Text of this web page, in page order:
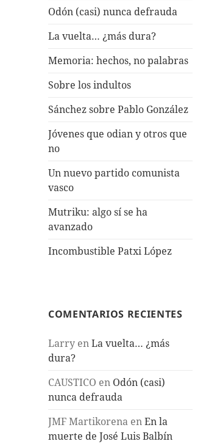
Odón (casi) nunca defrauda
La vuelta… ¿más dura?
Memoria: hechos, no palabras
Sobre los indultos
Sánchez sobre Pablo González
Jóvenes que odian y otros que
no
Un nuevo partido comunista
vasco
Mutriku: algo sí se ha
avanzado
Incombustible Patxi López
COMENTARIOS RECIENTES
Larry enLa vuelta… ¿más
dura?
CAUSTICO en Odón (casi)
nunca defrauda
JMF Martikorena enEn la
muerte de José Luis Balbín